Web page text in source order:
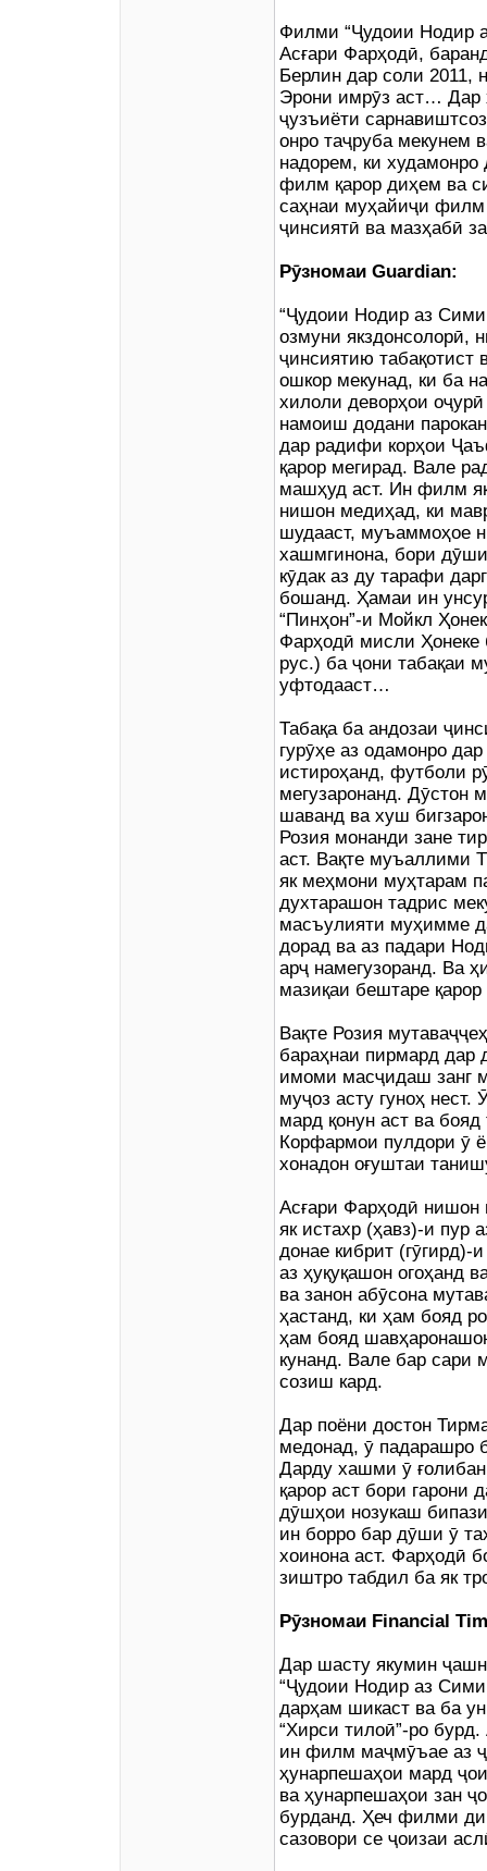
Филми “Ҷудоии Нодир
Асғари Фарҳодӣ,
Берлин дар соли 2011,
Эрони имрӯз аст… Дар
ҷузъиёти
онро таҷруба мекунем
надорем, ки худамонро
филм қарор диҳем ва
саҳнаи муҳайиҷи филм
ҷинсиятӣ ва мазҳабӣ
Рӯзномаи Guardian:
“Ҷудоии Нодир аз
озмуни якздонсолорӣ,
ҷинсиятию табақотист
ошкор мекунад, ки ба
хилоли деворҳои
намоиш додани
дар радифи корҳои
қарор мегирад. Вале
машҳуд аст. Ин филм
нишон медиҳад, ки
шудааст, муъаммоҳое
хашмгинона, бори
кӯдак аз ду тарафи
бошанд. Ҳамаи ин
“Пинҳон”-и Мойкл
Фарҳодӣ мисли Ҳонеке
рус.) ба ҷони табақаи
уфтодааст…
Табақа ба андозаи
гурӯҳе аз одамонро
истироҳанд, футболи
мегузаронанд. Дӯстон
шаванд ва хуш
Розия монанди зане
аст. Вақте муъаллими
як меҳмони муҳтарам
духтарашон тадрис
масъулияти муҳимме
дорад ва аз падари
арҷ намегузоранд. Ва
мазиқаи бештаре қарор
Вақте Розия
бараҳнаи пирмард дар
имоми масҷидаш занг
муҷоз асту гуноҳ
мард қонун аст ва
Корфармои пулдори ӯ
хонадон оғуштаи
Асғари Фарҳодӣ нишон
як истахр (ҳавз)-и пур
донае кибрит
аз ҳуқуқашон огоҳанд
ва занон абӯсона
ҳастанд, ки ҳам бояд
ҳам бояд
кунанд. Вале бар сари
созиш кард.
Дар поёни достон
медонад, ӯ
Дарду хашми ӯ ғолибан
қарор аст бори гарони
дӯшҳои нозукаш
ин борро бар дӯши ӯ
хоинона аст. Фарҳодӣ
зиштро табдил ба як
Рӯзномаи Financial
Дар шасту якумин
“Ҷудоии Нодир аз
дарҳам шикаст ва ба
“Хирси тилоӣ”-ро
ин филм маҷмӯъае аз
ҳунарпешаҳои мард
ва ҳунарпешаҳои зан
бурданд. Ҳеч филми
сазовори се ҷоизаи